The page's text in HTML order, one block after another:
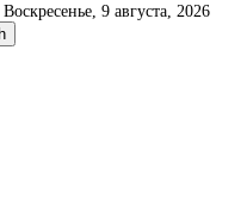
Воскресенье, 9 августа, 2026